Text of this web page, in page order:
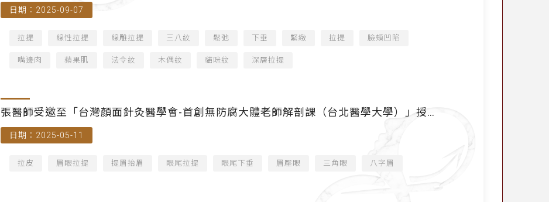
日期：2025-09-07
拉提 線性拉提 線雕拉提 三八紋 鬆弛 下垂 緊緻 拉提 臉頰凹陷
嘴邊肉 蘋果肌 法令紋 木偶紋 貓咪紋 深層拉提
張醫師受邀至「台灣顏面針灸醫學會-首創無防腐大體老師解剖課（台北醫學大學）」授課
講師日期：2025-05-11
拉皮 眉眼拉提 提眉抬眉 眼尾拉提 眼尾下垂 眉壓眼 三角眼 八字眉